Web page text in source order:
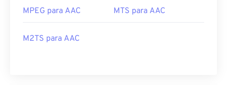
MPEG para AAC MTS para AAC
M2TS para AAC